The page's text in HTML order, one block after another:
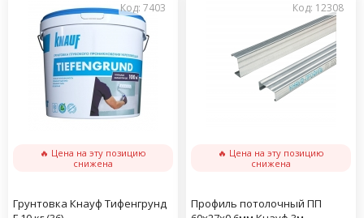
Код: 7403
🔥 Цена на эту позицию
снижена
Грунтовка Кнауф Тифенгрунд
Код: 12308
🔥 Цена на эту позицию
снижена
Профиль потолочный ПП